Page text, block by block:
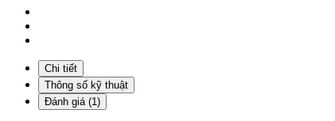
Chi tiết
Thông số kỹ thuật
Đánh giá (1)